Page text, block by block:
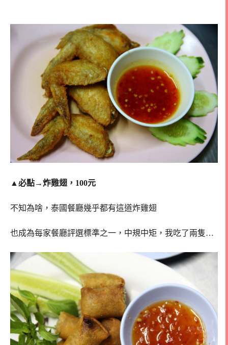
▲ 必點→炸雞翅，100元
不知為啥，泰國餐廳幾乎都有這道炸雞翅
也成為每家餐廳評選標準之一，中規中矩，我吃了兩隻…